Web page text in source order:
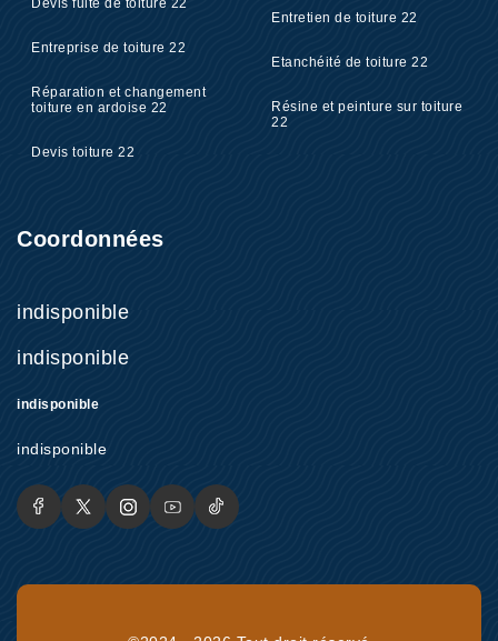
Devis fuite de toiture 22
Entreprise de toiture 22
Réparation et changement
toiture en ardoise 22
Devis toiture 22
Entretien de toiture 22
Etanchéité de toiture 22
Résine et peinture sur toiture
22
Coordonnées
indisponible
indisponible
indisponible
indisponible